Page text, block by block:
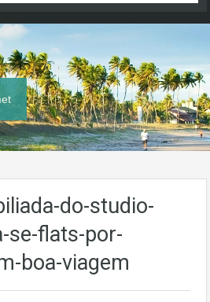
do-studio-
se-flats-por-
boa-viagem